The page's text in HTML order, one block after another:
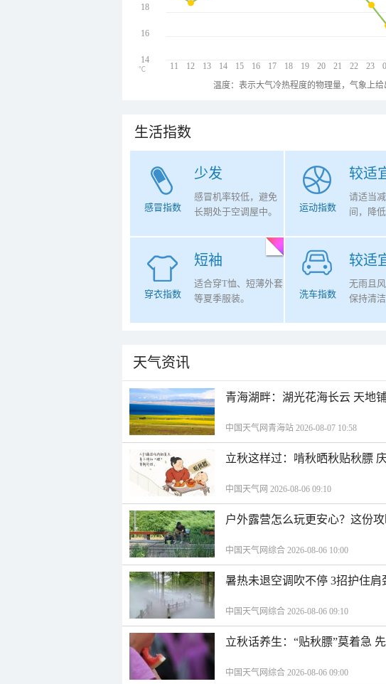
11 12 13 14 15 16 17 18 19 20 21 22 23
18
16
14
℃
温度：表示大气冷热程度的物理量，气象上
生活指数
少发
感冒指数
感冒机率较低，避免
长期处于空调屋中。
较适
运动指数
请适当
间，降
短袖
穿衣指数
适合穿T恤、短薄外套
等夏季服装。
较适
洗车指数
无雨且
保持清洁
天气资讯
青海湖畔：湖光花海长云 天地
中国天气网青海站 2026-08-07 10:58
立秋这样过：啃秋晒秋贴秋膘
中国天气网 2026-08-06 09:10
户外露营怎么玩更安心？这份
中国天气网综合 2026-08-06 10:00
暑热未退空调吹不停 3招护住肩
中国天气网综合 2026-08-06 09:10
立秋话养生：“贴秋膘”莫着急
中国天气网综合 2026-08-06 09:00